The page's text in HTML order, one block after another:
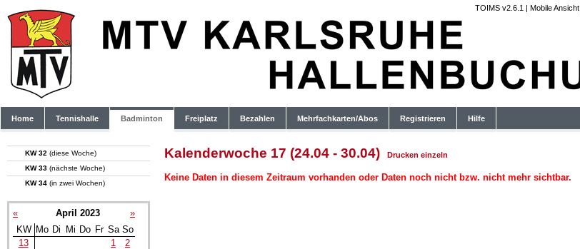
TOIMS v2.6.1 | Mobile Ansicht
Home Tennishalle Badminton Freiplatz Bezahlen Mehrfachkarten/Abos Registrieren Hilfe
KW 32 (diese Woche)
KW 33 (nächste Woche)
KW 34 (in zwei Wochen)
« April 2023
»
KW Mo Di Mi Do Fr Sa So
13
1
2
Kalenderwoche 17 (24.04 - 30.04) Drucken einzeln
Keine Daten in diesem Zeitraum vorhanden oder Daten noch nicht bzw. nicht mehr sichtbar.